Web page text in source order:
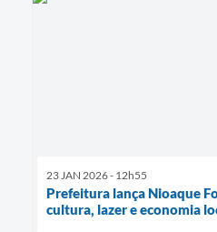
23 JAN 2026 - 12h55
Prefeitura lança Nioaque
cultura, lazer e economia